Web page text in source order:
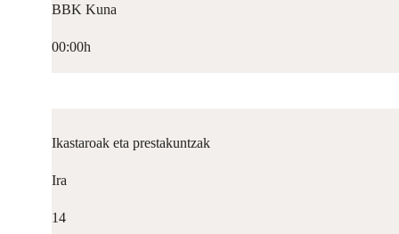
BBK Kuna
00:00h
Ikastaroak eta prestakuntzak
Ira
14